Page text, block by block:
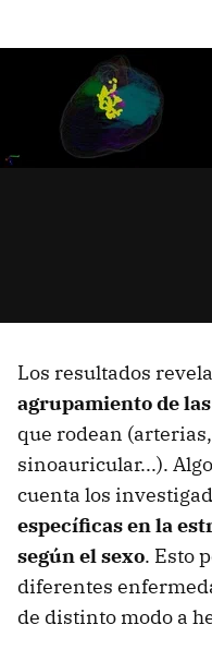
Los resultados
agrupamiento de
que rodean
sinoauricular...).
cuenta los
específicas en la
según el sexo. Esto
diferentes
de distinto modo a